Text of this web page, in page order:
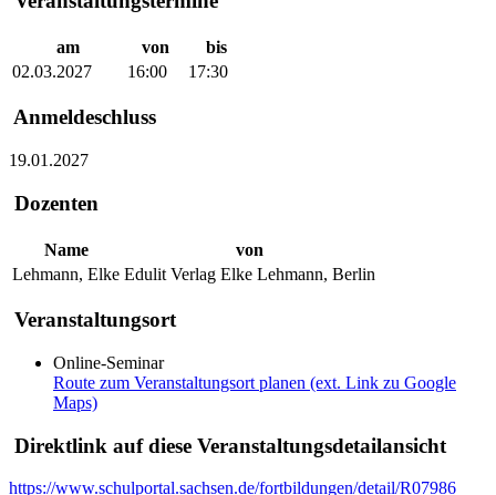
am von
bis
02.03.2027
16:00 17:30
Anmeldeschluss
19.01.2027
Dozenten
Name
von
Lehmann, Elke Edulit Verlag Elke Lehmann, Berlin
Veranstaltungsort
Online-Seminar
Route zum Veranstaltungsort planen (ext. Link zu Google
Maps)
Direktlink auf diese Veranstaltungsdetailansicht
https://www.schulportal.sachsen.de/fortbildungen/detail/R07986